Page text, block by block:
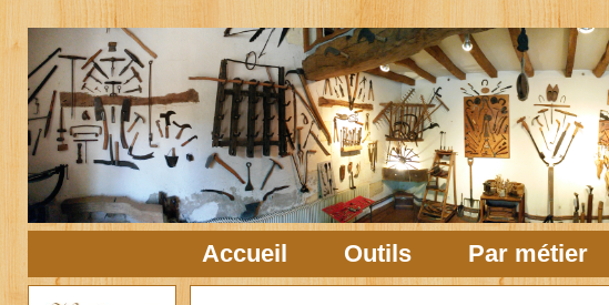
Accueil Outils Par métier